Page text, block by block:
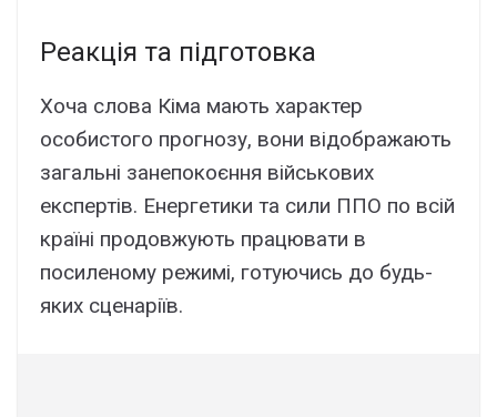
Реакція та підготовка
Хоча слова Кіма мають характер
особистого прогнозу, вони відображають
загальні занепокоєння військових
експертів. Енергетики та сили ППО по всій
країні продовжують працювати в
посиленому режимі, готуючись до будь-
яких сценаріїв.